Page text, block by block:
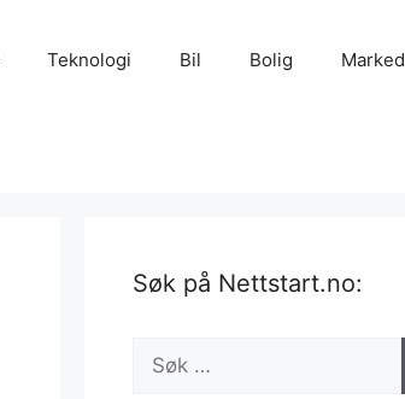
Teknologi Bil Bolig Marked
Søk på Nettstart.no:
Søk
etter: